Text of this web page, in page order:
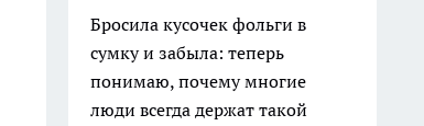
Бросила кусочек фольги в
сумку и забыла: теперь
понимаю, почему многие
люди всегда держат такой